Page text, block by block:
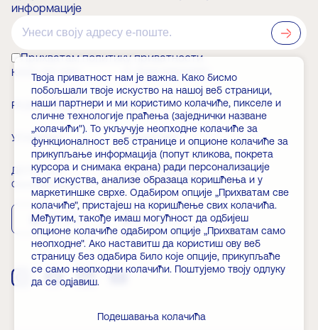
информације
Прихватам политику приватности
КАКО ДО НАС О ЗАДУЖБИНАРУ
РАДНО ВРЕМЕ ВЕСТИ
УЛАЗНИЦЕ ЧЛАНСТВО
ДОГАЂАЈИ ЧЕСТА ПИТАЊА
Скини апликацију
App Store Play Store
Твоја приватност нам је важна. Како бисмо
побољшали твоје искуство на нашој веб страници,
наши партнери и ми користимо колачиће, пикселе и
сличне технологије праћења (заједнички назване
„колачићи"). То укључује неопходне колачиће за
функционалност веб странице и опционе колачиће за
прикупљање информација (попут кликова, покрета
курсора и снимака екрана) ради персонализације
твог искуства, анализе образаца коришћења и у
маркетиншке сврхе. Одабиром опције „Прихватам све
колачиће", пристајеш на коришћење свих колачића.
Међутим, такође имаш могућност да одбијеш
опционе колачиће одабиром опције „Прихватам само
неопходне". Ако наставитш да користиш ову веб
страницу без одабира било које опције, прикупљаће
се само неопходни колачићи. Поштујемо твоју одлуку
да се одјавиш.
Подешавања колачића